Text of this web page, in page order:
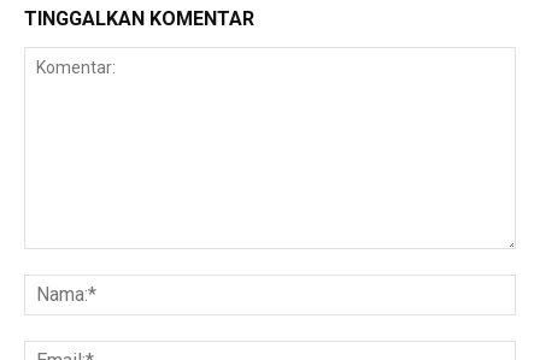
TINGGALKAN KOMENTAR